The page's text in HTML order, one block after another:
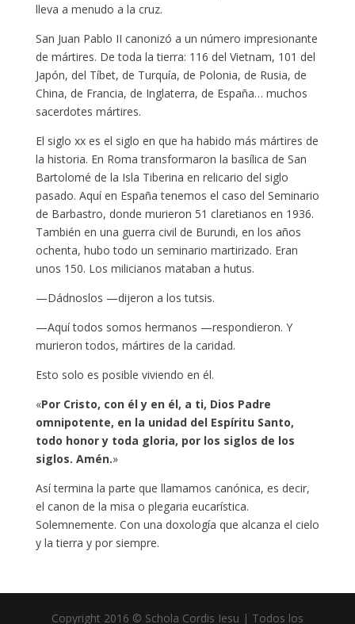
lleva a menudo a la cruz.
San Juan Pablo II canonizó a un número impresionante
de mártires. De toda la tierra: 116 del Vietnam, 101 del
Japón, del Tíbet, de Turquía, de Polonia, de Rusia, de
China, de Francia, de Inglaterra, de España… muchos
sacerdotes mártires.
El siglo xx es el siglo en que ha habido más mártires de
la historia. En Roma transformaron la basílica de San
Bartolomé de la Isla Tiberina en relicario del siglo
pasado. Aquí en España tenemos el caso del Seminario
de Barbastro, donde murieron 51 claretianos en 1936.
También en una guerra civil de Burundi, en los años
ochenta, hubo todo un seminario martirizado. Eran
unos 150. Los milicianos mataban a hutus.
—Dádnoslos —dijeron a los tutsis.
—Aquí todos somos hermanos —respondieron. Y
murieron todos, mártires de la caridad.
Esto solo es posible viviendo en él.
«Por Cristo, con él y en él, a ti, Dios Padre
omnipotente, en la unidad del Espíritu Santo,
todo honor y toda gloria, por los siglos de los
siglos. Amén.»
Así termina la parte que llamamos canónica, es decir,
el canon de la misa o plegaria eucarística.
Solemnemente. Con una doxología que alcanza el cielo
y la tierra y por siempre.
Copyright 2016 © Schola Cordis Iesu | Todos los